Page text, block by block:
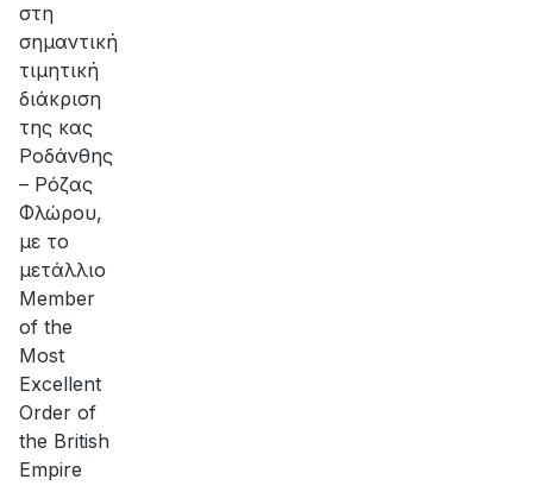
στη
σημαντική
τιμητική
διάκριση
της κας
Ροδάνθης
– Ρόζας
Φλώρου,
με το
μετάλλιο
Member
of the
Most
Excellent
Order of
the British
Empire